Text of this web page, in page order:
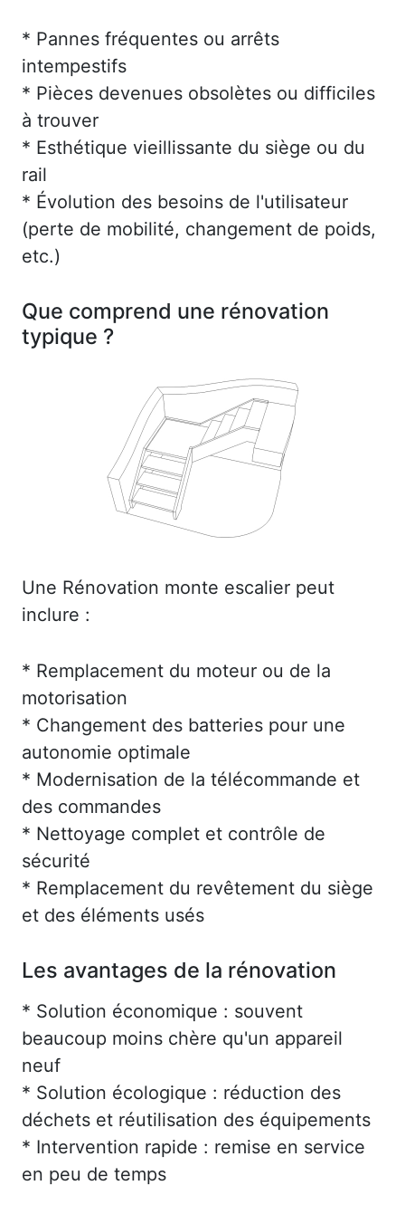
* Pannes fréquentes ou arrêts
intempestifs
* Pièces devenues obsolètes ou difficiles
à trouver
* Esthétique vieillissante du siège ou du
rail
* Évolution des besoins de l'utilisateur
(perte de mobilité, changement de poids,
etc.)
Que comprend une rénovation
typique ?
Une Rénovation monte escalier peut
inclure :
* Remplacement du moteur ou de la
motorisation
* Changement des batteries pour une
autonomie optimale
* Modernisation de la télécommande et
des commandes
* Nettoyage complet et contrôle de
sécurité
* Remplacement du revêtement du siège
et des éléments usés
Les avantages de la rénovation
* Solution économique : souvent
beaucoup moins chère qu'un appareil
neuf
* Solution écologique : réduction des
déchets et réutilisation des équipements
* Intervention rapide : remise en service
en peu de temps